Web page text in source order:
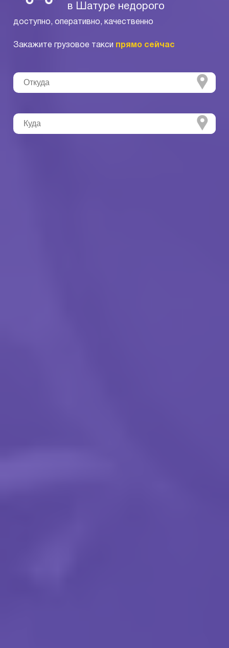
в Шатуре недорого
доступно, оперативно, качественно
Закажите грузовое такси прямо сейчас